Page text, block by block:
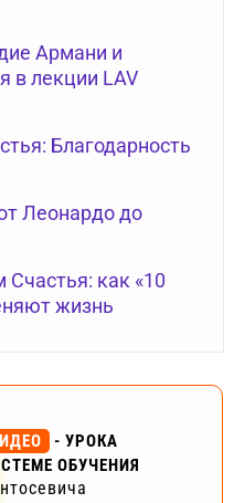
Армани и
в лекции LAV
Благодарность
Леонардо до
как «10
жизнь
- УРОКА
ОБУЧЕНИЯ